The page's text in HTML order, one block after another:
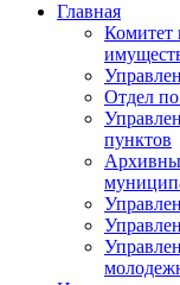
Главная
Комитет
Отдел
пунктов